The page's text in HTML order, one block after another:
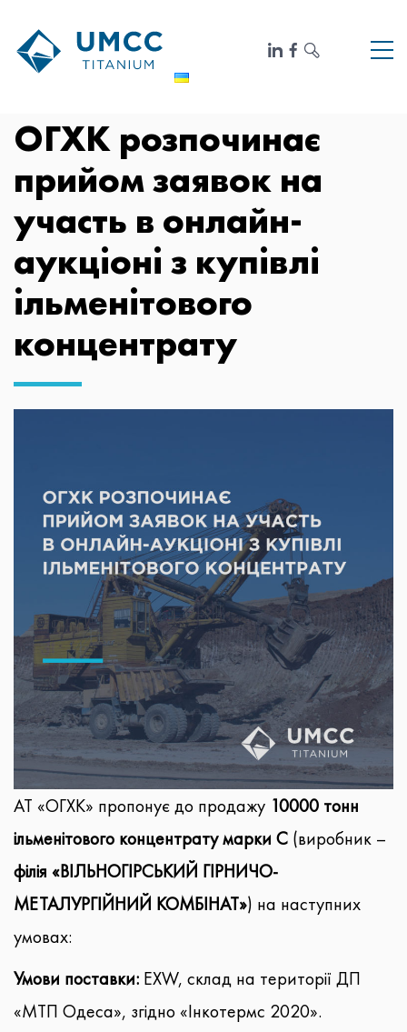
ОГХК розпочинає
прийом заявок на
участь в онлайн-
аукціоні з купівлі
ільменітового
концентрату
АТ «ОГХК» пропонує до продажу 10000 тонн
ільменітового концентрату марки С (виробник –
філія «ВІЛЬНОГІРСЬКИЙ ГІРНИЧО-
МЕТАЛУРГІЙНИЙ КОМБІНАТ») на наступних
умовах:
Умови поставки: EXW, склад на території ДП
«МТП Одеса», згідно «Інкотермс 2020».